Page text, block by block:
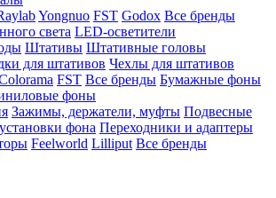
Yongnuo FST Godox Все бренды
света LED-осветители
Штативы Штативные головы
для штативов Чехлы для штативов
FST Все бренды Бумажные фоны
фоны
Зажимы, держатели, муфты Подвесные
фона Переходники и адаптеры
Feelworld Lilliput Все бренды